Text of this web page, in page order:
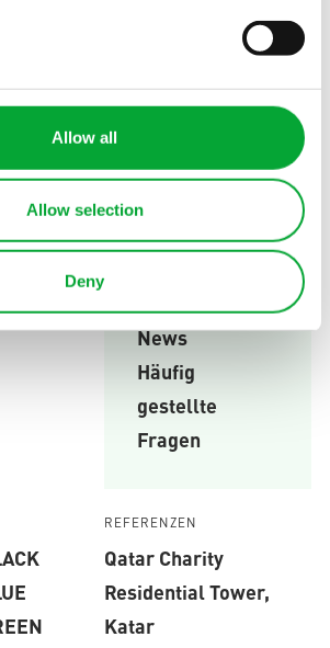
Allow all
Allow selection
Deny
Gesundheitssektor
Alle Branchen
News
Häufig
gestellte
Fragen
REFERENZEN
Qatar Charity
Residential Tower,
Katar